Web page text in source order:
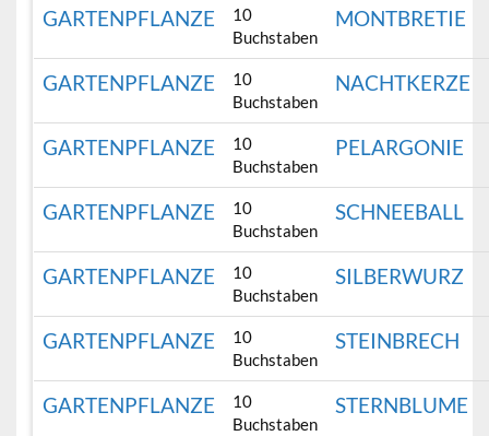
GARTENPFLANZE
10
Buchstaben
MONTBRETIE
GARTENPFLANZE
10
Buchstaben
NACHTKERZE
GARTENPFLANZE
10
Buchstaben
PELARGONIE
GARTENPFLANZE
10
Buchstaben
SCHNEEBALL
GARTENPFLANZE
10
Buchstaben
SILBERWURZ
GARTENPFLANZE
10
Buchstaben
STEINBRECH
GARTENPFLANZE
10
Buchstaben
STERNBLUME